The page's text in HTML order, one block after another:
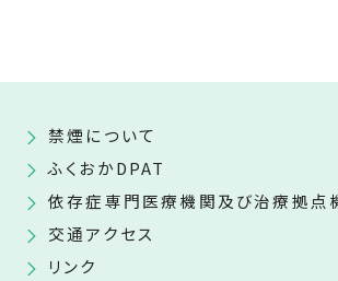
禁煙について
ふくおかDPAT
依存症専門医療機関及び治療拠点
交通アクセス
リンク